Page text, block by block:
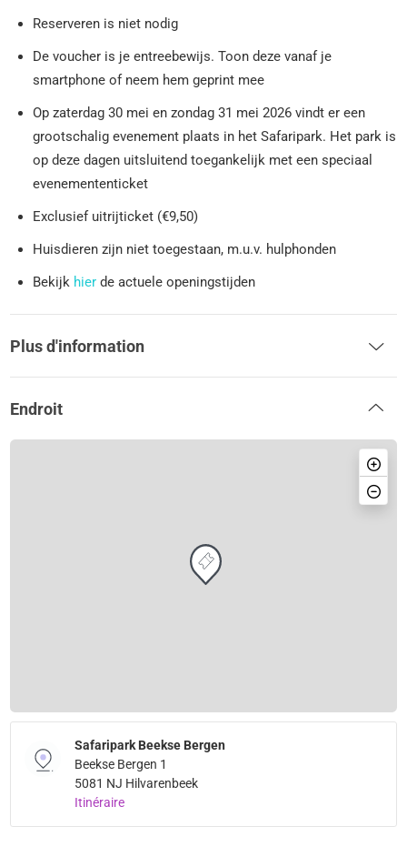
Reserveren is niet nodig
De voucher is je entreebewijs. Toon deze vanaf je
smartphone of neem hem geprint mee
Op zaterdag 30 mei en zondag 31 mei 2026 vindt er een
grootschalig evenement plaats in het Safaripark. Het park is
op deze dagen uitsluitend toegankelijk met een speciaal
evenemententicket
Exclusief uitrijticket (€9,50)
Huisdieren zijn niet toegestaan, m.u.v. hulphonden
Bekijk hier de actuele openingstijden
Plus d'information
Endroit
Safaripark Beekse Bergen
Beekse Bergen 1
5081 NJ Hilvarenbeek
Itinéraire